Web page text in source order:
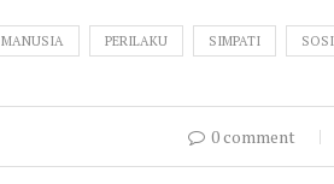
MANUSIA PERILAKU SIMPATI
0 comment